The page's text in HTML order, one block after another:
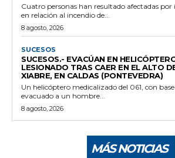
Cuatro personas han resultado afectadas
en relación al incendio de...
8 agosto, 2026
SUCESOS
SUCESOS.- EVACÚAN EN
LESIONADO TRAS CAER EN EL ALTO
XIABRE, EN CALDAS (PONTEVEDRA)
Un helicóptero medicalizado del 061, con
evacuado a un hombre...
8 agosto, 2026
MÁS NOTICIAS